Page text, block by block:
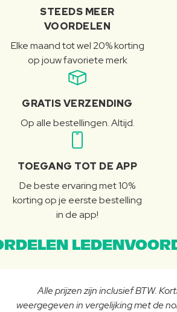
STEEDS MEER
VOORDELEN
Elke maand tot wel 20% korting
op jouw favoriete merk
GRATIS VERZENDING
Op alle bestellingen. Altijd.
TOEGANG TOT DE APP
De beste ervaring met 10%
korting op je eerste bestelling
in de app!
Alle prijzen zijn inclusief BTW.
weergegeven in vergelijking met de